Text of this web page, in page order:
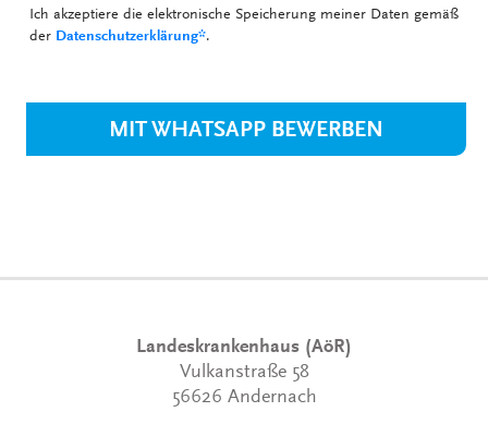
Ich akzeptiere die elektronische Speicherung meiner Daten gemäß
der Datenschutzerklärung*.
MIT WHATSAPP BEWERBEN
Landeskrankenhaus (AöR)
Vulkanstraße 58
56626 Andernach